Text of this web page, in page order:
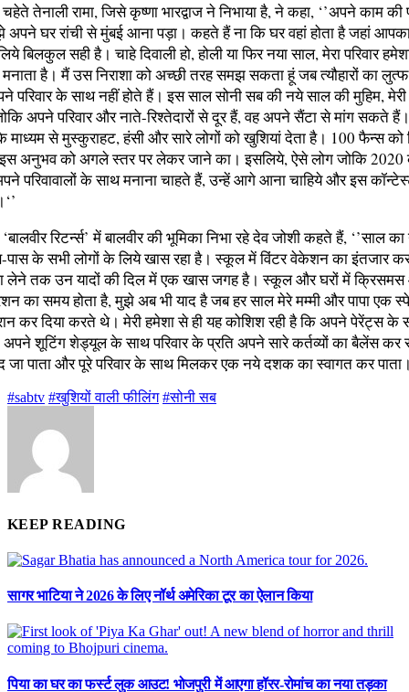
तेनाली रामा, जिसे कृष्‍णा भारद्वाज ने निभाया है, ने कहा, ‘’अपने काम की
घर रांची से मुंबई आना पड़ा। कहते हैं ना कि घर वहां होता है जहां
बिलकुल सही है। चाहे दिवाली हो, होली या फिर नया साल, मेरा परिवार
है। मैं उस निराशा को अच्‍छी तरह समझ सकता हूं जब त्‍यौहारों का
परिवार के साथ नहीं होते हैं। इस साल सोनी सब की नये साल की मुहिम,
अपने परिवार और नाते-रिश्‍तेदारों से दूर हैं, वह अपने सैंटा से मांग सकते
से मुस्‍कुराहट, हंसी और सारे लोगों को खुशियां देता है। 100 फैन्‍स
अनुभव को अगले स्‍तर पर लेकर जाने का। इसलिये, ऐसे लोग जोकि 2020
परिवावालों के साथ मनाना चाहते हैं, उन्‍हें आगे आना चाहिये और इस
रिटर्न्‍स’ में बालवीर की भूमिका निभा रहे देव जोशी कहते हैं, ‘’साल
के सभी लोगों के लिये खास रहा है। स्‍कूल में विंटर वेकेशन का इंतजार
लेने तक उन यादों की दिल में एक खास जगह है। स्‍कूल और घरों में
का समय होता है, मुझे अब भी याद है जब हर साल मेरे मम्‍मी और पापा एक
कर दिया करते थे। मेरी हमेशा से ही यह कोशिश रही है कि अपने पेरेंट्स के
अपने शूटिंग शेड्यूल के साथ परिवार के प्रति अपने सारे कर्तव्‍यों का बैलेंस
जा पाता और पूरे परिवार के साथ मिलकर एक नये दशक का स्‍वागत कर
#sabtv #खुशियों वाली फीलिंग #सोनी सब
KEEP READING
सागर भाटिया ने 2026 के लिए नॉर्थ अमेरिका टूर का ऐलान किया
पिया का घर का फर्स्ट लुक आउट! भोजपुरी में आएगा हॉरर-रोमांच का नया तड़का